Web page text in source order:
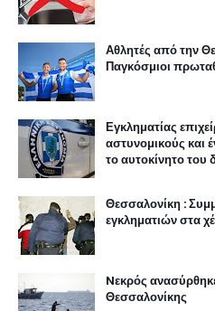
Αθλητές από την
Παγκόσμιοι
Εγκληματίας
αστυνομικούς και
το αυτοκίνητο του
Θεσσαλονίκη :
εγκληματιών στα
Nεκρός
Θεσσαλονίκης